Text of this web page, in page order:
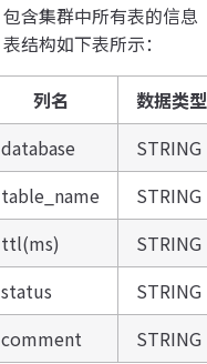
包含集群中所有表的信息
表结构如下表所示：
列名 数据类型
database
STRING
table_name
STRING
ttl(ms)
STRING
status
STRING
comment
STRING